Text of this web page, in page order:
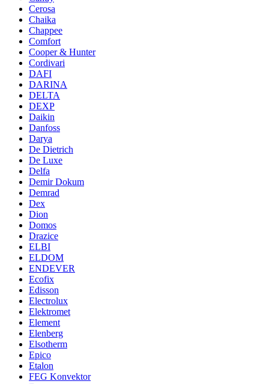
Cerosa
Chaika
Chappee
Comfort
Cooper & Hunter
Cordivari
DAFI
DARINA
DELTA
DEXP
Daikin
Danfoss
Darya
De Dietrich
De Luxe
Delfa
Demir Dokum
Demrad
Dex
Dion
Domos
Drazice
ELBI
ELDOM
ENDEVER
Ecofix
Edisson
Electrolux
Elektromet
Element
Elenberg
Elsotherm
Epico
Etalon
FEG Konvektor